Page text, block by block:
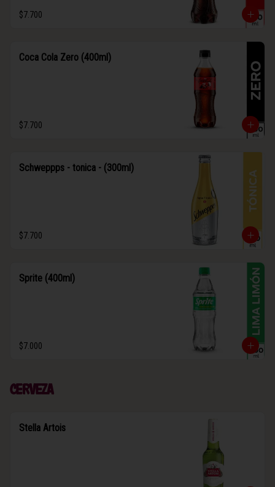
$7.700
Coca Cola Zero (400ml)
$7.700
Schweppps - tonica - (300ml)
$7.700
Sprite (400ml)
$7.000
Cerveza
Stella Artois